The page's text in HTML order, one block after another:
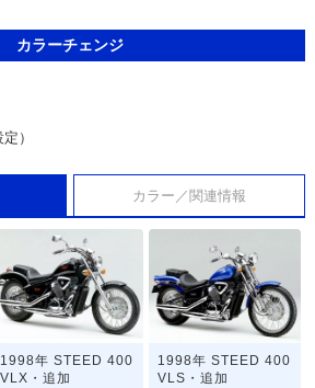
カラーチェンジ
）
カラー／関連情報
1998年 STEED 400
VLX・追加
1998年 STEED 400
VLS・追加